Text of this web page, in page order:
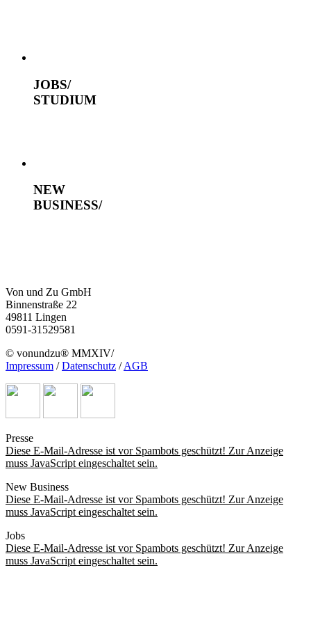
JOBS/
STUDIUM
NEW
BUSINESS/
Von und Zu GmbH
Binnenstraße 22
49811 Lingen
0591-31529581
© vonundzu® MMXIV/
Impressum /Datenschutz /AGB
Presse
Diese E-Mail-Adresse ist vor Spambots geschützt! Zur Anzeige
muss JavaScript eingeschaltet sein.
New Business
Diese E-Mail-Adresse ist vor Spambots geschützt! Zur Anzeige
muss JavaScript eingeschaltet sein.
Jobs
Diese E-Mail-Adresse ist vor Spambots geschützt! Zur Anzeige
muss JavaScript eingeschaltet sein.